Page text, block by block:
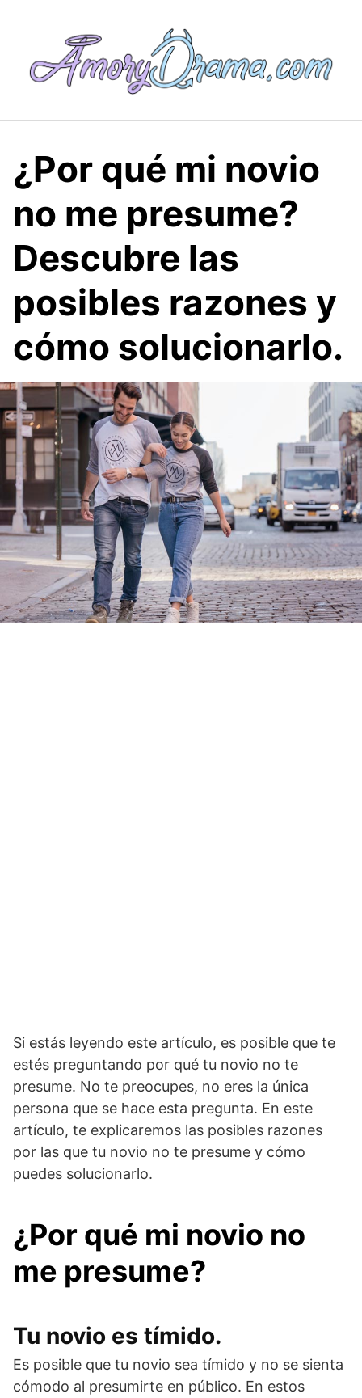
¿Por qué mi novio
no me presume?
Descubre las
posibles razones y
cómo solucionarlo.
Si estás leyendo este artículo, es posible que te
estés preguntando por qué tu novio no te
presume. No te preocupes, no eres la única
persona que se hace esta pregunta. En este
artículo, te explicaremos las posibles razones
por las que tu novio no te presume y cómo
puedes solucionarlo.
¿Por qué mi novio no
me presume?
Tu novio es tímido.
Es posible que tu novio sea tímido y no se sienta
cómodo al presumirte en público. En estos